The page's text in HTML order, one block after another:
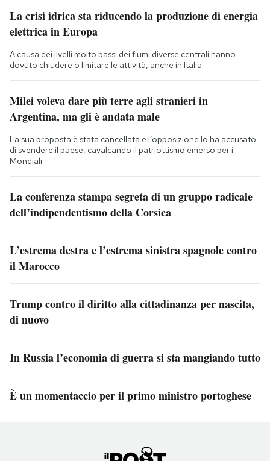
La crisi idrica sta riducendo la produzione di energia
elettrica in Europa
A causa dei livelli molto bassi dei fiumi diverse centrali hanno
dovuto chiudere o limitare le attività, anche in Italia
Milei voleva dare più terre agli stranieri in
Argentina, ma gli è andata male
La sua proposta è stata cancellata e l’opposizione lo ha accusato
di svendere il paese, cavalcando il patriottismo emerso per i
Mondiali
La conferenza stampa segreta di un gruppo radicale
dell’indipendentismo della Corsica
L’estrema destra e l’estrema sinistra spagnole contro
il Marocco
Trump contro il diritto alla cittadinanza per nascita,
di nuovo
In Russia l’economia di guerra si sta mangiando tutto
È un momentaccio per il primo ministro portoghese